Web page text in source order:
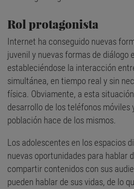
Rol protagonista
Internet ha conseguido nuevas
juvenil y nuevas formas de diálogo
estableciéndose la interacción
simultánea, en tiempo real y sin
física. Obviamente, a esta
desarrollo de los teléfonos móviles
población hace de los mismos.
Los adolescentes en los espacios
nuevas oportunidades para hablar
compartir contenidos con sus
pueden hablar de sus vidas, de lo